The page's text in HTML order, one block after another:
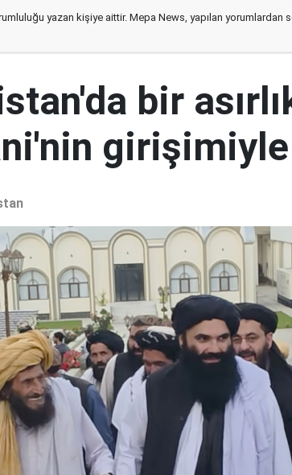
yazan kişiye aittir. Mepa News, yapılan yorumlardan
bir